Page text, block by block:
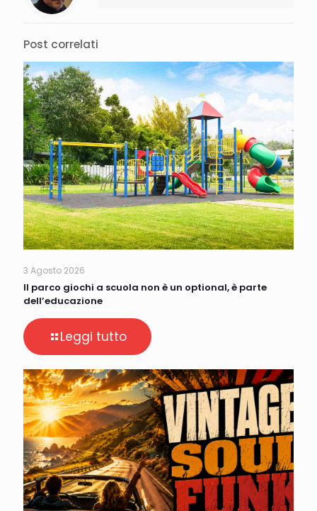
Post correlati
3 Agosto 2026
Il parco giochi a scuola non è un optional, è parte
dell’educazione
Leggi tutto